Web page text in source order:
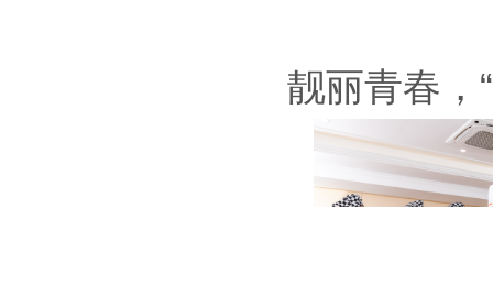
靓丽青春，